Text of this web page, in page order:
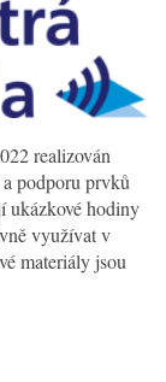
realizován
podporu prvků
ukázkové hodiny
využívat v
materiály jsou